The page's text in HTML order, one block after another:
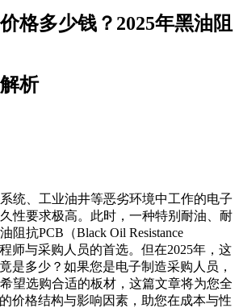
格多少钱？2025年黑油阻
析
统、工业油井等恶劣环境中工作的电子
性要求极高。此时，一种特别耐油、耐
抗PCB（Black Oil Resistance
师与采购人员的首选。但在2025年，这
是多少？如果您是电子制造采购人员，
望选购合适的板材，这篇文章将为您全
价格结构与影响因素，助您在成本与性